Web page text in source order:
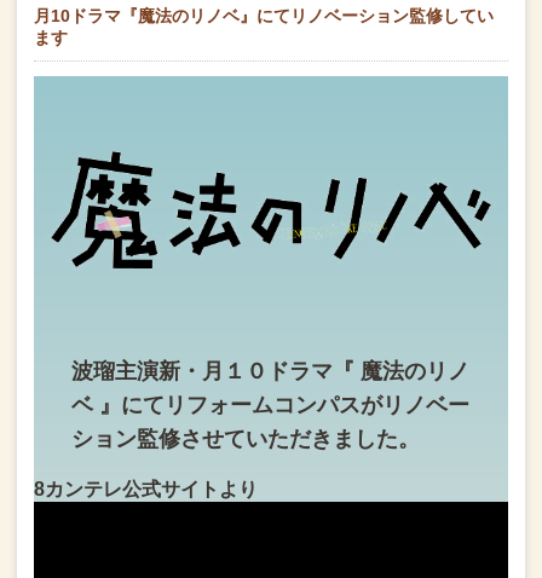
月10ドラマ『魔法のリノベ』にてリノベーション監修してい
ます
波瑠主演新・月１０ドラマ 『 魔法のリノ
ベ 』にて リフォームコンパスがリノベー
ション監修させていただきました。
8カンテレ公式サイトより